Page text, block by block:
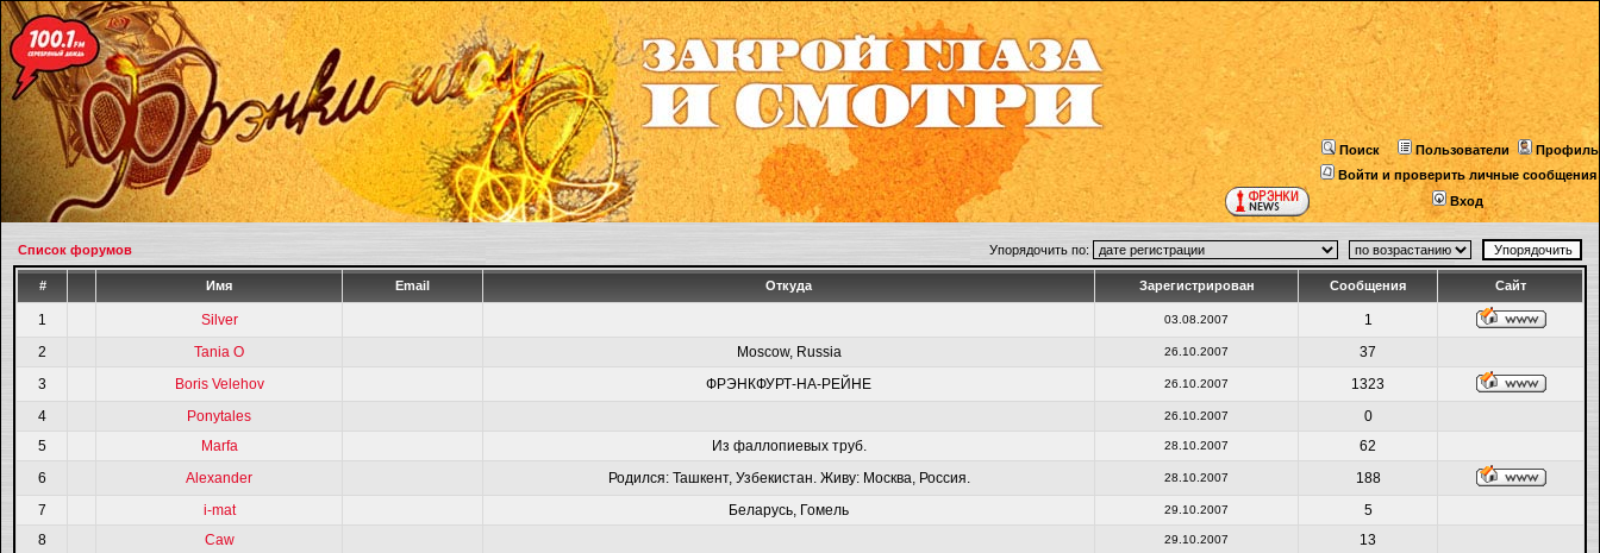
Поиск Пользователи
Профиль
Войти и проверить личные сообщения
Вход
Список форумов Упорядочить по:
# Имя Email Откуда Зарегистрирован Сообщения Сайт
1 Silver 03.08.2007
1
2
Tania O Moscow, Russia 26.10.2007
37
3
Boris Velehov ФРЭНКФУРТ-НА-РЕЙНЕ 26.10.2007
1323
4
Ponytales 26.10.2007
0
5
Marfa Из фаллопиевых труб. 28.10.2007
62
6
Alexander Родился: Ташкент, Узбекистан. Живу: Москва, Россия. 28.10.2007
188
7
i-mat Беларусь, Гомель 29.10.2007
5
8
Caw 29.10.2007
13